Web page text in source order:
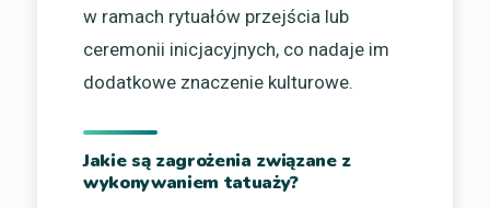
w ramach rytuałów przejścia lub
ceremonii inicjacyjnych, co nadaje im
dodatkowe znaczenie kulturowe.
Jakie są zagrożenia związane z
wykonywaniem tatuaży?